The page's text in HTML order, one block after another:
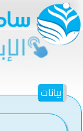
بيانات